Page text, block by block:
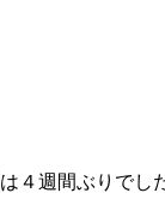
４週間ぶりで